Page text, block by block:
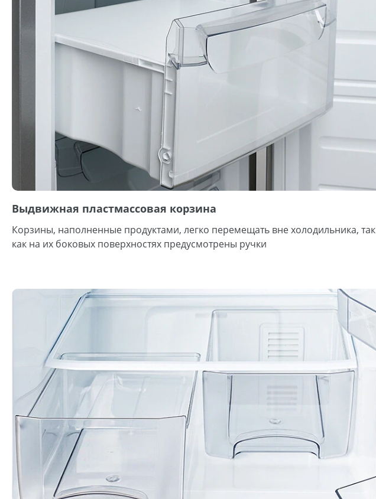
Выдвижная пластмассовая корзина
Корзины, наполненные продуктами, легко перемещать вне холодильника, так
как на их боковых поверхностях предусмотрены ручки